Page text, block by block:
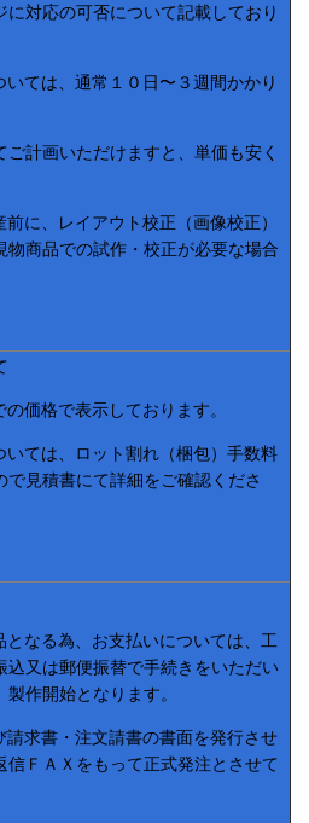
に対応の可否について記載しており
ては、通常１０日〜３週間かかり
計画いただけますと、単価も安く
に、レイアウト校正（画像校正）
物商品での試作・校正が必要な場合
価格で表示しております。
ては、ロット割れ（梱包）手数料
見積書にて詳細をご確認くださ
なる為、お支払いについては、工
込又は郵便振替で手続きをいただい
作開始となります。
求書・注文請書の書面を発行させ
信ＦＡＸをもって正式発注とさせて